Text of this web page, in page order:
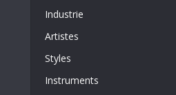
Industrie
Artistes
Styles
Instruments